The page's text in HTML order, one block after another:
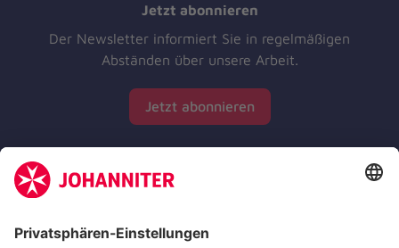
Jetzt abonnieren
Der Newsletter informiert Sie in regelmäßigen
Abständen über unsere Arbeit.
Jetzt abonnieren
Zertifizierung der Johanniter-Unfall-Hilfe e.V.